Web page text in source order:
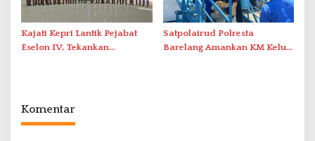
Kajati Kepri Lantik Pejabat
Eselon IV, Tekankan
Satpolairud Polresta
Barelang Amankan KM Kelud
Komentar